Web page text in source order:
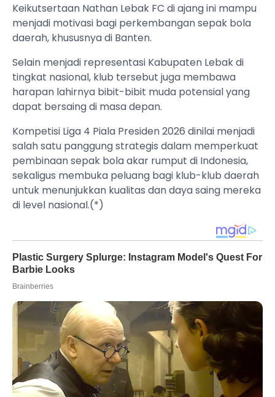
Keikutsertaan Nathan Lebak FC di ajang ini mampu
menjadi motivasi bagi perkembangan sepak bola
daerah, khususnya di Banten.
Selain menjadi representasi Kabupaten Lebak di
tingkat nasional, klub tersebut juga membawa
harapan lahirnya bibit-bibit muda potensial yang
dapat bersaing di masa depan.
Kompetisi Liga 4 Piala Presiden 2026 dinilai menjadi
salah satu panggung strategis dalam memperkuat
pembinaan sepak bola akar rumput di Indonesia,
sekaligus membuka peluang bagi klub-klub daerah
untuk menunjukkan kualitas dan daya saing mereka
di level nasional.(*)